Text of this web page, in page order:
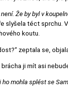
Že by byl v
slyšela téct sprchu.
koutu.
zeptala se,
brácha ji mít asi
ho mohla splést se